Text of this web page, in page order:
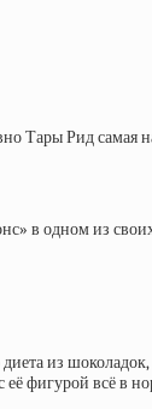
Тары Рид
одном из своих
из
её фигурой всё в